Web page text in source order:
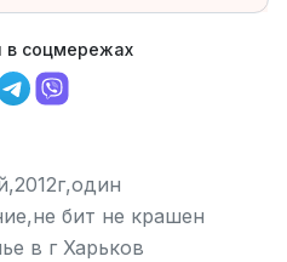
в соцмережах
бит не крашен
в г Харьков